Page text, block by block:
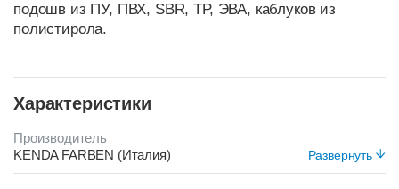
подошв из ПУ, ПВХ, SBR, ТР, ЭВА, каблуков из
полистирола.
Характеристики
Развернуть
Производитель
KENDA FARBEN (Италия)